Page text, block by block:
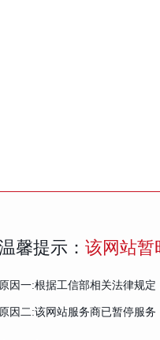
馨提示： 该网站暂
因一:根据工信部相关法律规定
因二:该网站服务商已暂停服务